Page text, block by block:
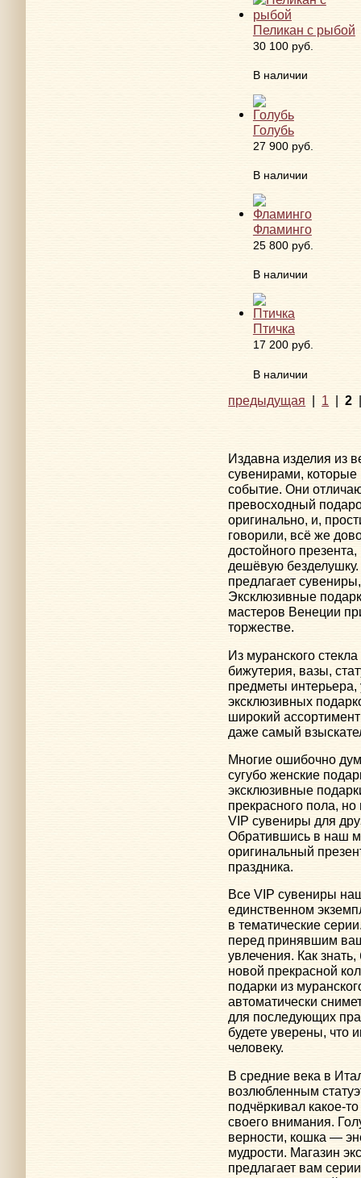
Пеликан с рыбой
30 100 руб.
В наличии
Голубь
27 900 руб.
В наличии
Фламинго
25 800 руб.
В наличии
Птичка
17 200 руб.
В наличии
предыдущая | 1 |2
Издавна изделия из
сувенирами, которые
событие. Они
превосходный
оригинально, и,
говорили, всё же
достойного
дешёвую
предлагает
Эксклюзивные
мастеров Венеции
торжестве.
Из муранского
бижутерия, вазы,
предметы
эксклюзивных
широкий
даже самый
Многие ошибочно
сугубо женские
эксклюзивные
прекрасного пола,
VIP сувениры для
Обратившись в наш
оригинальный
праздника.
Все VIP сувениры
единственном
в тематические
перед принявшим
увлечения. Как
новой прекрасной
подарки из
автоматически
для последующих
будете уверены, что
человеку.
В средние века в
возлюбленным
подчёркивал какое-
своего внимания.
верности, кошка —
мудрости. Магазин
предлагает вам